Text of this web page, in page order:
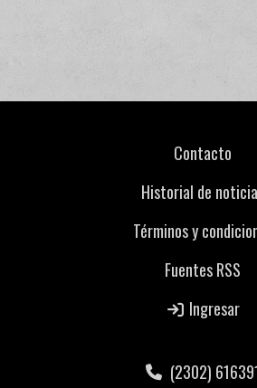
Contacto
Historial de
Términos y
Fuentes RSS
Ingresar
(2302)